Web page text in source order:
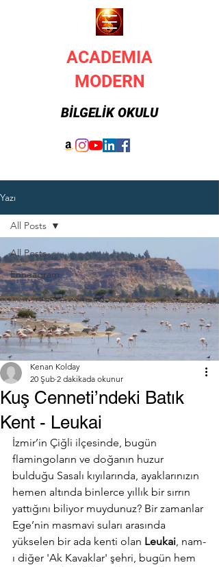
ACADEMIA
MODERN
BİLGELİK OKULU
Yazı
All Posts
Enneagram
All Posts
Kuş Cenneti’ndeki Batık
Kent - Leukai
Kenan Kolday
20 Şub 2 dakikada okunur
İzmir’in Çiğli ilçesinde, bugün
flamingoların ve doğanın huzur
bulduğu Sasalı kıyılarında, ayaklarınızın
hemen altında binlerce yıllık bir sırrın
yattığını biliyor muydunuz? Bir zamanlar
Ege’nin masmavi suları arasında
yükselen bir ada kenti olan Leukai, nam-
ı diğer 'Ak Kavaklar' şehri, bugün hem